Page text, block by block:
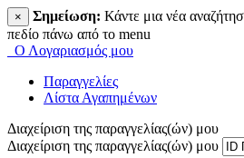
× Σημείωση: Κάντε μια νέα
πεδίο πάνω από το menu
Ο Λογαριασμός μου
Παραγγελίες
Λίστα Αγαπημένων
Διαχείριση της παραγγελίας(ών) μου
Διαχείριση της παραγγελίας(ών) μου